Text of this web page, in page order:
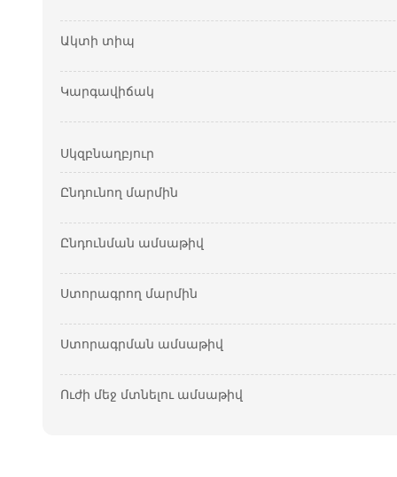
Ակտի տիպ
Կարգավիճակ
Սկզբնաղբյուր
Ընդունող մարմին
Ընդունման ամսաթիվ
Ստորագրող մարմին
Ստորագրման ամսաթիվ
Ուժի մեջ մտնելու ամսաթիվ